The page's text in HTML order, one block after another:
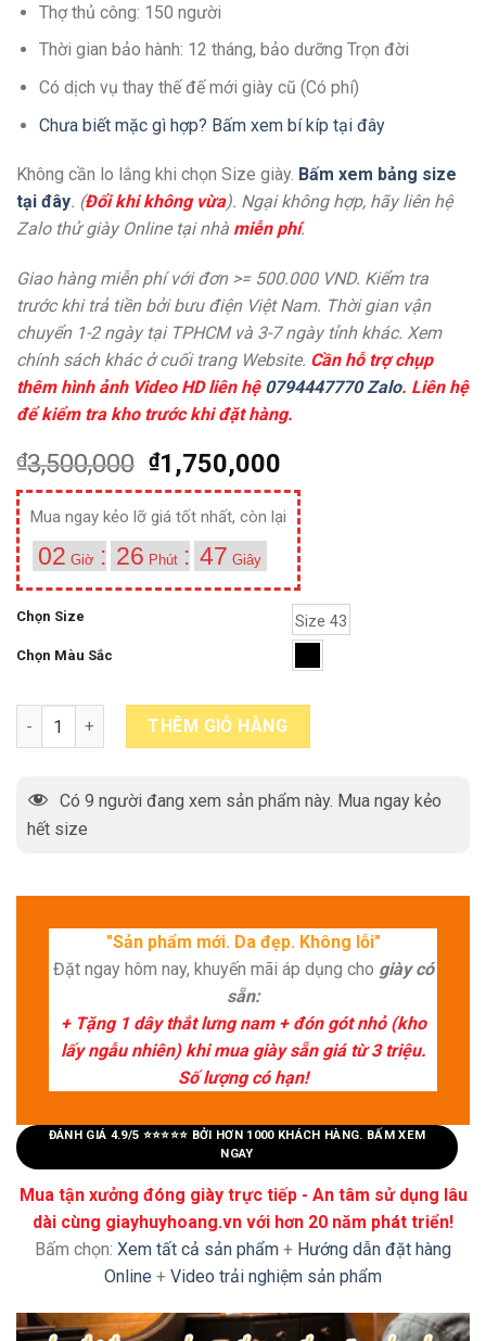
Thợ thủ công: 150 người
Thời gian bảo hành: 12 tháng, bảo dưỡng Trọn đời
Có dịch vụ thay thế đế mới giày cũ (Có phí)
Chưa biết mặc gì hợp? Bấm xem bí kíp tại đây
Không cần lo lắng khi chọn Size giày. Bấm xem bảng size
tại đây. (Đổi khi không vừa). Ngại không hợp, hãy liên hệ
Zalo thử giày Online tại nhà miễn phí.
Giao hàng miễn phí với đơn >= 500.000 VND. Kiểm tra
trước khi trả tiền bởi bưu điện Việt Nam. Thời gian vận
chuyển 1-2 ngày tại TPHCM và 3-7 ngày tỉnh khác. Xem
chính sách khác ở cuối trang Website. Cần hỗ trợ chụp
thêm hình ảnh Video HD liên hệ 0794447770 Zalo. Liên hệ
để kiểm tra kho trước khi đặt hàng.
₫3,500,000 ₫1,750,000
Mua ngay kẻo lỡ giá tốt nhất, còn lại
02 Giờ : 26 Phút : 47 Giây
Chọn Size Size 43
Chọn Màu Sắc
Size 43 giày da oxford nam đen công sở đẹp JM041 quantity
THÊM GIỎ HÀNG
Có 9 người đang xem sản phẩm này. Mua ngay kẻo
hết size
"Sản phẩm mới. Da đẹp. Không lỗi"
Đặt ngay hôm nay, khuyến mãi áp dụng cho giày có
sẵn:
+ Tặng 1 dây thắt lưng nam + đón gót nhỏ (kho
lấy ngẫu nhiên) khi mua giày sẵn giá từ 3 triệu.
Số lượng có hạn!
ĐÁNH GIÁ 4.9/5 ⭐⭐⭐⭐⭐ BỞI HƠN 1000 KHÁCH HÀNG. BẤM XEM
NGAY
Mua tận xưởng đóng giày trực tiếp - An tâm sử dụng lâu
dài cùng giayhuyhoang.vn với hơn 20 năm phát triển!
Bấm chọn: Xem tất cả sản phẩm + Hướng dẫn đặt hàng
Online + Video trải nghiệm sản phẩm